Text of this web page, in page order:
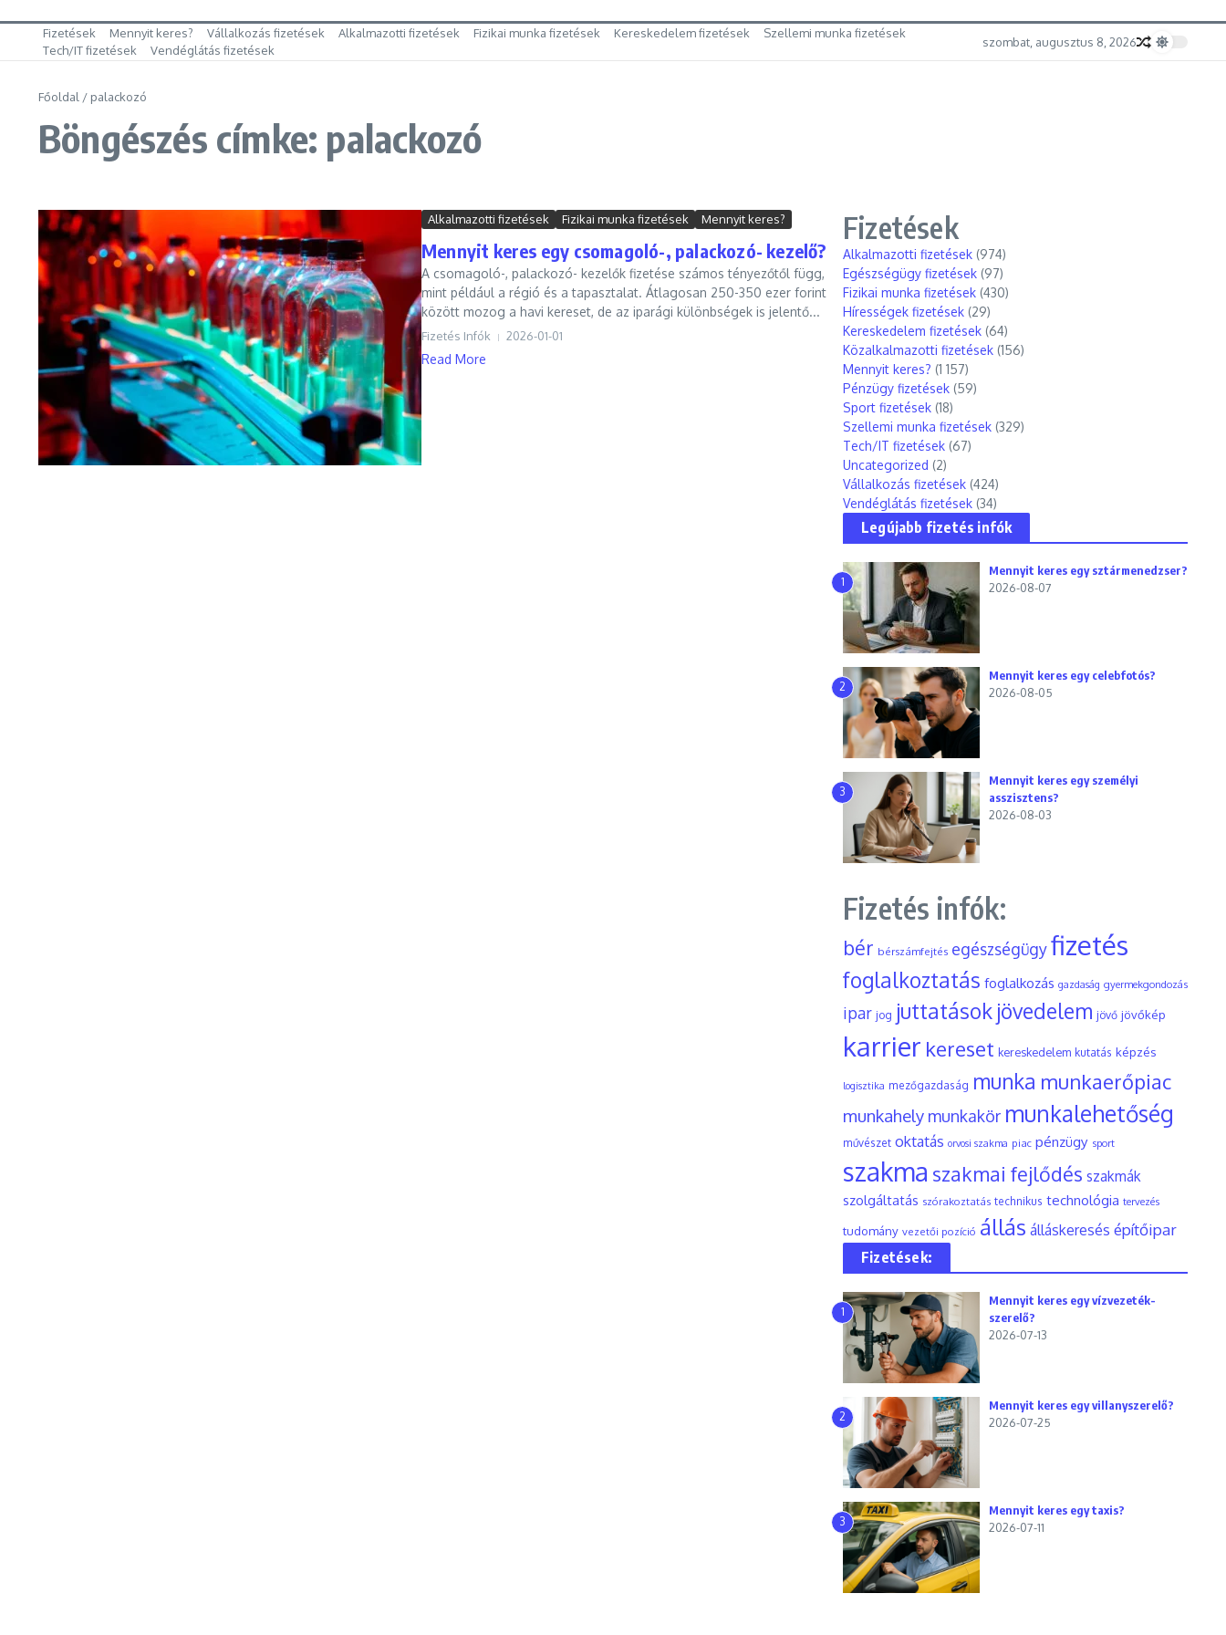
Fizetések Mennyit keres? Vállalkozás fizetések Alkalmazotti fizetések Fizikai munka fizetések Kereskedelem fizetések
Szellemi munka fizetések
Tech/IT fizetések
Vendéglátás fizetések
szombat, augusztus 8, 2026
Főoldal / palackozó
Böngészés címke: palackozó
Alkalmazotti fizetések Fizikai munka fizetések Mennyit keres?
Mennyit keres egy csomagoló-, palackozó- kezelő?
A csomagoló-, palackozó- kezelők fizetése számos tényezőtől függ,
mint például a régió és a tapasztalat. Átlagosan 250-350 ezer forint
között mozog a havi kereset, de az iparági különbségek is jelentő...
Fizetés Infók 2026-01-01
Read More
Fizetések
Alkalmazotti fizetések (974)
Egészségügy fizetések (97)
Fizikai munka fizetések (430)
Hírességek fizetések (29)
Kereskedelem fizetések (64)
Közalkalmazotti fizetések (156)
Mennyit keres? (1 157)
Pénzügy fizetések (59)
Sport fizetések (18)
Szellemi munka fizetések (329)
Tech/IT fizetések (67)
Uncategorized (2)
Vállalkozás fizetések (424)
Vendéglátás fizetések (34)
Legújabb fizetés infók
1
Mennyit keres egy sztármenedzser?
2026-08-07
2
Mennyit keres egy celebfotós?
2026-08-05
3
Mennyit keres egy személyi
asszisztens?
2026-08-03
Fizetés infók:
bér bérszámfejtés egészségügyfizetés
foglalkoztatás foglalkozás gazdaság gyermekgondozás
ipar jog juttatások jövedelem jövő jövőkép
karrier kereset kereskedelem kutatás képzés
logisztika mezőgazdaság munka munkaerőpiac
munkahely munkakör munkalehetőség
művészet oktatás orvosi szakma piac pénzügy sport
szakma szakmai fejlődés szakmák
szolgáltatás szórakoztatás technikus technológia tervezés
tudomány vezetői pozíció állás álláskeresés építőipar
Fizetések:
1
Mennyit keres egy vízvezeték-
szerelő?
2026-07-13
2
Mennyit keres egy villanyszerelő?
2026-07-25
3
Mennyit keres egy taxis?
2026-07-11